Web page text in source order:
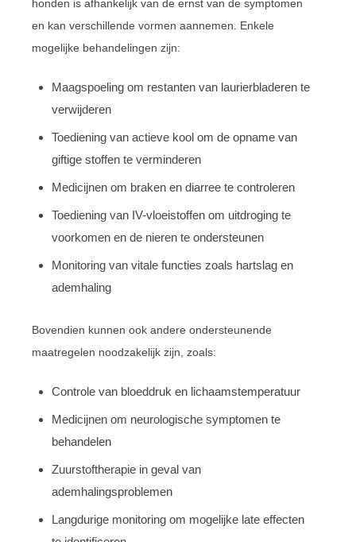
honden is afhankelijk van de ernst van de symptomen
en kan verschillende vormen aannemen. Enkele
mogelijke behandelingen zijn:
Maagspoeling om restanten van laurierbladeren te
verwijderen
Toediening van actieve kool om de opname van
giftige stoffen te verminderen
Medicijnen om braken en diarree te controleren
Toediening van IV-vloeistoffen om uitdroging te
voorkomen en de nieren te ondersteunen
Monitoring van vitale functies zoals hartslag en
ademhaling
Bovendien kunnen ook andere ondersteunende
maatregelen noodzakelijk zijn, zoals:
Controle van bloeddruk en lichaamstemperatuur
Medicijnen om neurologische symptomen te
behandelen
Zuurstoftherapie in geval van
ademhalingsproblemen
Langdurige monitoring om mogelijke late effecten